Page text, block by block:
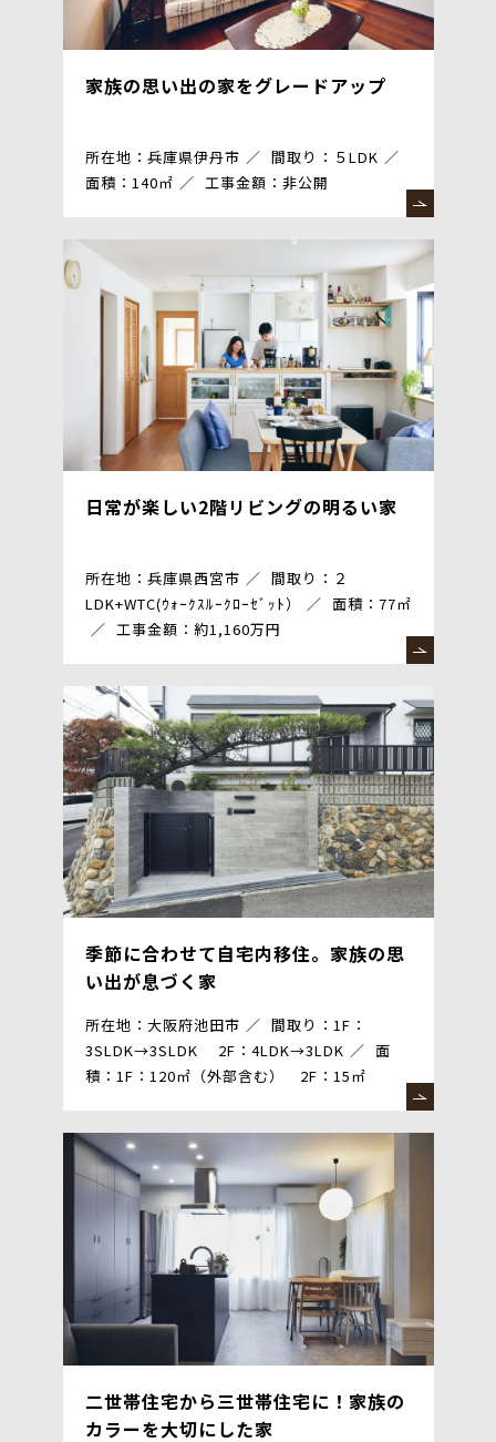
家族の思い出の家をグレードアップ
所在地：兵庫県伊丹市
間取り：５LDK
面積：140㎡
工事金額：非公開
日常が楽しい2階リビングの明るい家
所在地：兵庫県西宮市
間取り：２
LDK+WTC(ｳｫｰｸｽﾙｰｸﾛｰｾﾞｯﾄ）
面積：77㎡
工事金額：約1,160万円
季節に合わせて自宅内移住。家族の思
い出が息づく家
所在地：大阪府池田市
間取り：1F：
3SLDK→3SLDK 2F：4LDK→3LDK
面
積：1F：120㎡（外部含む） 2F：15㎡
二世帯住宅から三世帯住宅に！家族の
カラーを大切にした家